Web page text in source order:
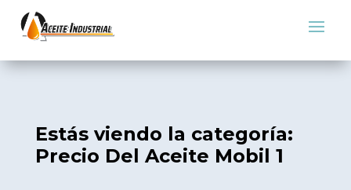
Estás viendo la categoría:
Precio Del Aceite Mobil 1